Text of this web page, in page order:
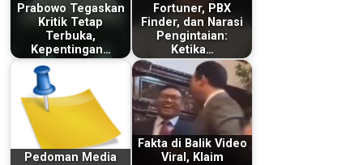
Prabowo Tegaskan
Kritik Tetap
Terbuka,
Kepentingan…
Fortuner, PBX
Finder, dan Narasi
Pengintaian:
Ketika…
Pedoman Media
Fakta di Balik Video
Viral, Klaim